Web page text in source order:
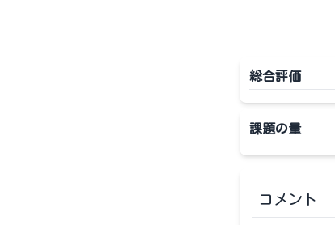
総合評価
課題の量
コメント